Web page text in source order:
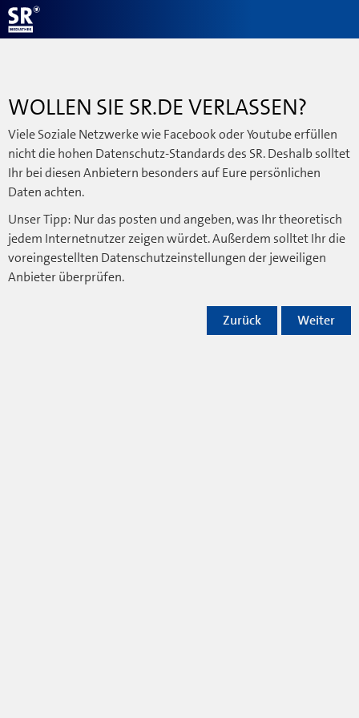
WOLLEN SIE SR.DE VERLASSEN?
Viele Soziale Netzwerke wie Facebook oder Youtube erfüllen
nicht die hohen Datenschutz-Standards des SR. Deshalb solltet
Ihr bei diesen Anbietern besonders auf Eure persönlichen
Daten achten.
Unser Tipp: Nur das posten und angeben, was Ihr theoretisch
jedem Internetnutzer zeigen würdet. Außerdem solltet Ihr die
voreingestellten Datenschutzeinstellungen der jeweiligen
Anbieter überprüfen.
Weiter
Zurück